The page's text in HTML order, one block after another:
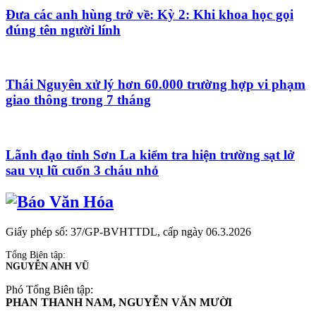
Đưa các anh hùng trở về: Kỳ 2: Khi khoa học gọi
đúng tên người lính
Thái Nguyên xử lý hơn 60.000 trường hợp vi phạm
giao thông trong 7 tháng
Lãnh đạo tỉnh Sơn La kiểm tra hiện trường sạt lở
sau vụ lũ cuốn 3 cháu nhỏ
Giấy phép số: 37/GP-BVHTTDL, cấp ngày 06.3.2026
Tổng Biên tập:
NGUYỄN ANH VŨ
Phó Tổng Biên tập:
PHAN THANH NAM, NGUYỄN VĂN MƯỜI